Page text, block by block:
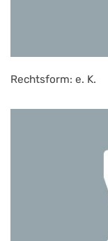
Rechtsform: e. K.